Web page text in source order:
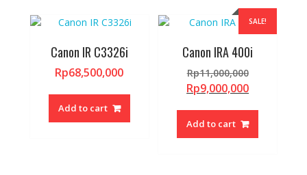
Canon IR C3326i
Rp68,500,000
Add to cart
SALE!
Canon IRA 400i
Rp11,000,000Original
price
Rp9,000,000Current
is:
Add to cart